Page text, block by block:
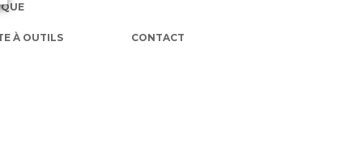
À OUTILS CONTACT